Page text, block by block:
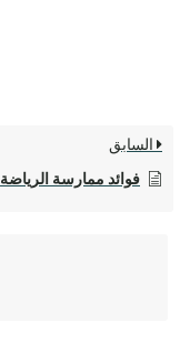
السابق
فوائد ممارسة الرياضة